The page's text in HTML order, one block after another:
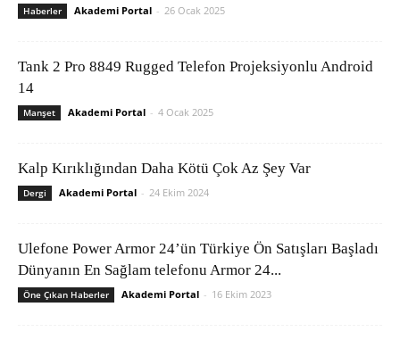
Haberler Akademi Portal - 26 Ocak 2025
Tank 2 Pro 8849 Rugged Telefon Projeksiyonlu Android
14
Manşet Akademi Portal - 4 Ocak 2025
Kalp Kırıklığından Daha Kötü Çok Az Şey Var
Dergi Akademi Portal - 24 Ekim 2024
Ulefone Power Armor 24’ün Türkiye Ön Satışları Başladı
Dünyanın En Sağlam telefonu Armor 24...
Öne Çıkan Haberler Akademi Portal - 16 Ekim 2023